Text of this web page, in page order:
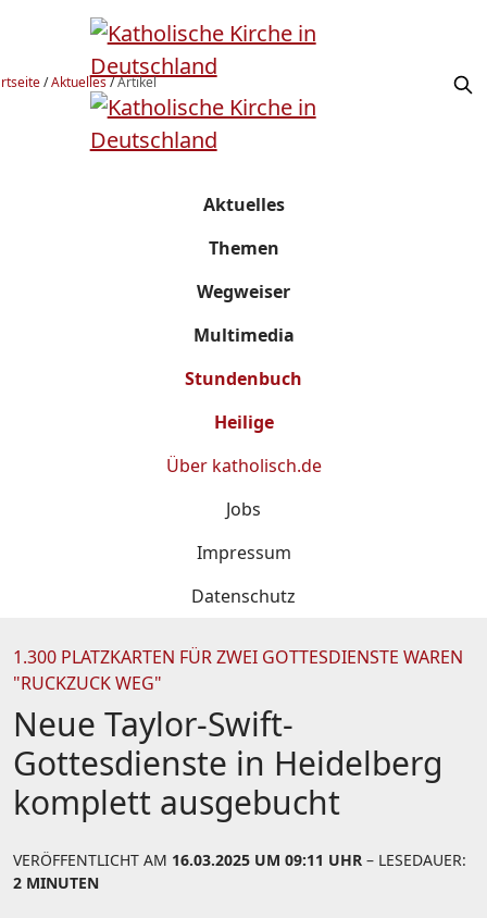
/Aktuelles/Artikel
Aktuelles
Themen
Wegweiser
Multimedia
Stundenbuch
Heilige
Über katholisch.de
Jobs
Impressum
Datenschutz
1.300 PLATZKARTEN FÜR ZWEI GOTTESDIENSTE WAREN
"RUCKZUCK WEG"
Neue Taylor-Swift-
Gottesdienste in Heidelberg
komplett ausgebucht
VERÖFFENTLICHT AM 16.03.2025 UM 09:11 UHR – LESEDAUER:
2 MINUTEN